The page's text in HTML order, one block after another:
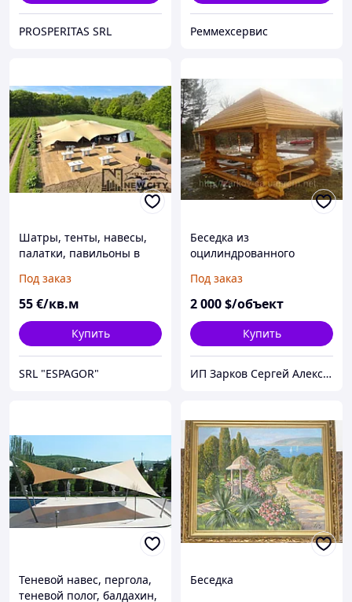
PROSPERITAS SRL Реммехсервис
Шатры, тенты, навесы,
палатки, павильоны в
Под заказ
55€/кв.м
Купить
SRL "ESPAGOR"
Беседка из
оцилиндрованного
Под заказ
2 000$/объект
Купить
ИП Зарков Сергей Алексеевич
Теневой навес, пергола,
теневой полог, балдахин,
Беседка